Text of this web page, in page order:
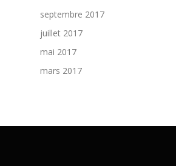
septembre 2017
juillet 2017
mai 2017
mars 2017